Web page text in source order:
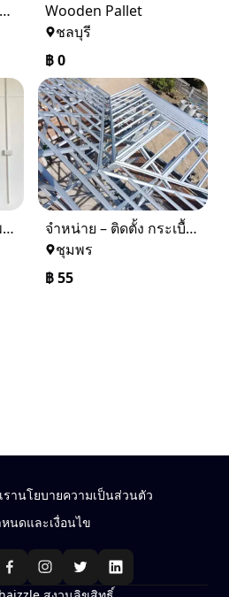
รับกำจัดปลวกและแมลง ในราคาเริ่มเพียง 3,500 บาท
Wooden Pallet
ชลบุรี
฿0
รับติดตั้งเหมาเหล็กดัดพร้อมมุ้งลวด
จำหน่าย – ติดตั้ง กระเบื้อง โครงหลังคา ถอดแบบแจ้งราคาฟรี
ชุมพร
฿55
รานโยบายความเป็นส่วนตัว
นดและเงื่อนไข